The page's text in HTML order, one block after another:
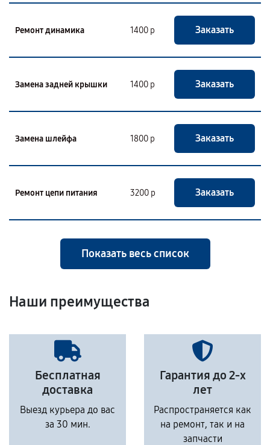
Ремонт динамика 1400 р Заказать
Замена задней крышки 1400 р Заказать
Замена шлейфа 1800 р Заказать
Ремонт цепи питания 3200 р Заказать
Показать весь список
Наши преимущества
Бесплатная
доставка
Выезд курьера до вас
за 30 мин.
Гарантия до 2-х
лет
Распространяется как
на ремонт, так и на
запчасти